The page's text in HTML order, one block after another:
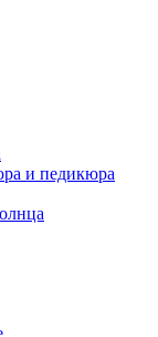
и педикюра